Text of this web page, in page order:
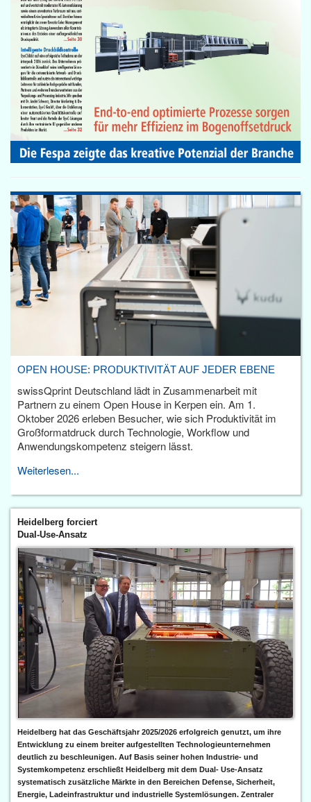
OPEN HOUSE: PRODUKTIVITÄT AUF JEDER EBENE
swissQprint Deutschland lädt in Zusammenarbeit mit
Partnern zu einem Open House in Kerpen ein. Am 1.
Oktober 2026 erleben Besucher, wie sich Produktivität im
Großformatdruck durch Technologie, Workflow und
Anwendungskompetenz steigern lässt.
Weiterlesen...
Heidelberg forciert
Dual-Use-Ansatz
Heidelberg hat das Geschäftsjahr 2025/2026 erfolgreich genutzt, um ihre
Entwicklung zu einem breiter aufgestellten Technologieunternehmen
deutlich zu beschleunigen. Auf Basis seiner hohen Industrie- und
Systemkompetenz erschließt Heidelberg mit dem Dual- Use-Ansatz
systematisch zusätzliche Märkte in den Bereichen Defense, Sicherheit,
Energie, Ladeinfrastruktur und industrielle Systemlösungen. Zentraler